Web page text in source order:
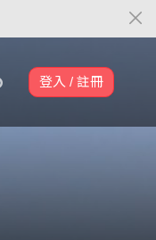
登入 / 註冊